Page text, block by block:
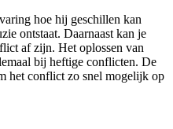
hoe hij geschillen kan
ontstaat. Daarnaast kan je
af zijn. Het oplossen van
bij heftige conflicten. De
het conflict zo snel mogelijk op